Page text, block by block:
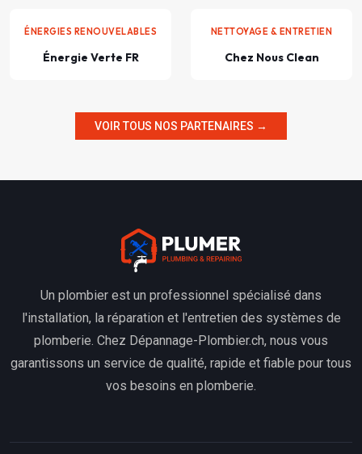
ÉNERGIES RENOUVELABLES
Énergie Verte FR
NETTOYAGE & ENTRETIEN
Chez Nous Clean
VOIR TOUS NOS PARTENAIRES →
Un plombier est un professionnel spécialisé dans
l'installation, la réparation et l'entretien des systèmes de
plomberie. Chez Dépannage-Plombier.ch, nous vous
garantissons un service de qualité, rapide et fiable pour tous
vos besoins en plomberie.